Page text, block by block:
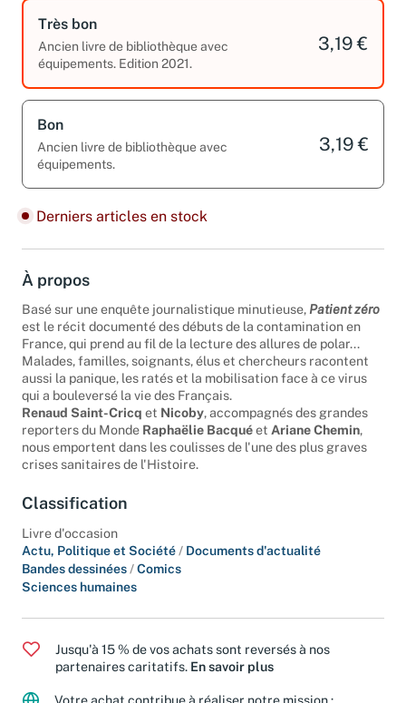
Très bon
Ancien livre de bibliothèque avec
3,19 €
Ancien livre de bibliothèque avec
3,19 €
À propos
Basé sur une enquête journalistique minutieuse,Patient zéro
est le récit documenté des débuts de la contamination en
France, qui prend au fil de la lecture des allures de polar...
Malades, familles, soignants, élus et chercheurs racontent
aussi la panique, les ratés et la mobilisation face à ce virus
qui a bouleversé la vie des Français.
Renaud Saint-CricqetNicoby , accompagnés des grandes
reporters du MondeRaphaëlie BacquéetAriane Chemin,
nous emportent dans les coulisses de l'une des plus graves
Classification
Livre d'occasion
Actu, Politique et Société/
Bandes dessinées /
Jusqu'à 15 % de vos achats sont reversés à nos
partenaires caritatifs.
En savoir plus